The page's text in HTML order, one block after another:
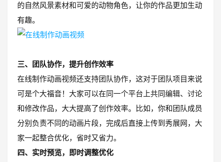
的自然风景素材和可爱的动物角色，让你的作品更加生动
有趣。
三、团队协作，提升创作效率
在线制作动画视频还支持团队协作，这对于团队项目来说
可是个大福音！大家可以在同一个平台上共同编辑、讨论
和修改作品，大大提高了创作效率。比如，你和团队成员
分别负责不同的动画片段，完成后直接上传到秀展网，大
家一起整合优化，省时又省力。
四、实时预览，即时调整优化